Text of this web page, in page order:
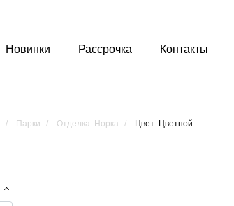
Новинки Рассрочка Контакты
Парки Отделка: Норка Цвет: Цветной